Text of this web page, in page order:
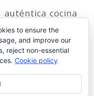
cocina
que acudas a
enEl Palmar, la
de la serie
”, que se
este espacio
to ensure the
and improve our
reject non-essential
Cookie policy